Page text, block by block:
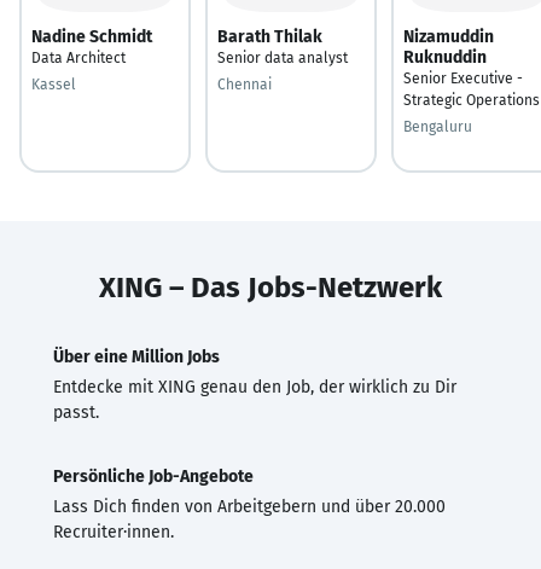
Nadine Schmidt
Data Architect
Kassel
Barath Thilak
Senior data analyst
Chennai
Nizamuddin
Ruknuddin
Senior Executive -
Strategic Operations
Bengaluru
XING – Das Jobs-Netzwerk
Über eine Million Jobs
Entdecke mit XING genau den Job, der wirklich zu Dir
passt.
Persönliche Job-Angebote
Lass Dich finden von Arbeitgebern und über 20.000
Recruiter·innen.